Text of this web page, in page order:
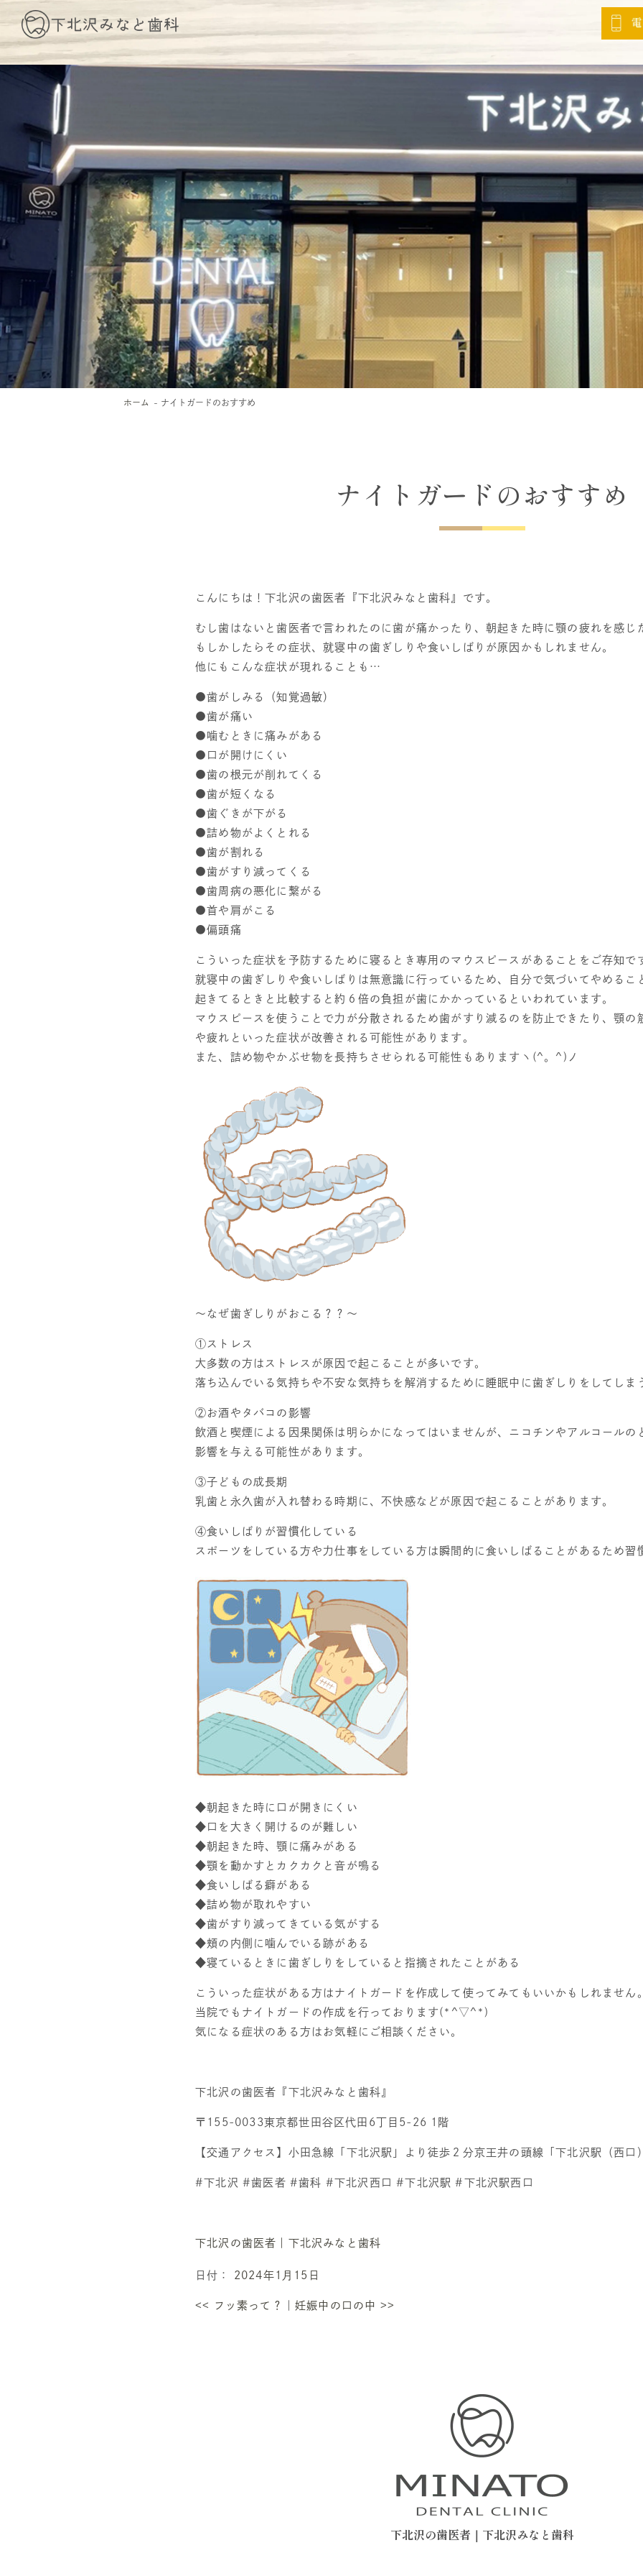
ホーム ナイトガードのおすすめ
ナイトガードのおすすめ
こんにちは！下北沢の歯医者『下北沢みなと歯科』です。
むし歯はないと歯医者で言われたのに歯が痛かったり、朝起きた時に顎の疲れを感じ
もしかしたらその症状、就寝中の歯ぎしりや食いしばりが原因かもしれません。
他にもこんな症状が現れることも…
●歯がしみる（知覚過敏）
●歯が痛い
●噛むときに痛みがある
●口が開けにくい
●歯の根元が削れてくる
●歯が短くなる
●歯ぐきが下がる
●詰め物がよくとれる
●歯が割れる
●歯がすり減ってくる
●歯周病の悪化に繋がる
●首や肩がこる
●偏頭痛
こういった症状を予防するために寝るとき専用のマウスピースがあることをご存知で
就寝中の歯ぎしりや食いしばりは無意識に行っているため、自分で気づいてやめるこ
起きてるときと比較すると約６倍の負担が歯にかかっているといわれています。
マウスピースを使うことで力が分散されるため歯がすり減るのを防止できたり、顎の
や疲れといった症状が改善される可能性があります。
また、詰め物やかぶせ物を長持ちさせられる可能性もありますヽ(^。^)ノ
～なぜ歯ぎしりがおこる？？～
①ストレス
大多数の方はストレスが原因で起こることが多いです。
落ち込んでいる気持ちや不安な気持ちを解消するために睡眠中に歯ぎしりをしてしま
②お酒やタバコの影響
飲酒と喫煙による因果関係は明らかになってはいませんが、ニコチンやアルコールの
影響を与える可能性があります。
③子どもの成長期
乳歯と永久歯が入れ替わる時期に、不快感などが原因で起こることがあります。
④食いしばりが習慣化している
スポーツをしている方や力仕事をしている方は瞬間的に食いしばることがあるため習
◆朝起きた時に口が開きにくい
◆口を大きく開けるのが難しい
◆朝起きた時、顎に痛みがある
◆顎を動かすとカクカクと音が鳴る
◆食いしばる癖がある
◆詰め物が取れやすい
◆歯がすり減ってきている気がする
◆頬の内側に噛んでいる跡がある
◆寝ているときに歯ぎしりをしていると指摘されたことがある
こういった症状がある方はナイトガードを作成して使ってみてもいいかもしれません
当院でもナイトガードの作成を行っております(*^▽^*)
気になる症状のある方はお気軽にご相談ください。
下北沢の歯医者『下北沢みなと歯科』
〒155-0033東京都世田谷区代田6丁目5-26 1階
【交通アクセス】小田急線「下北沢駅」より徒歩２分京王井の頭線「下北沢駅（西口
#下北沢 #歯医者 #歯科 #下北沢西口 #下北沢駅 #下北沢駅西口
下北沢の歯医者｜下北沢みなと歯科
日付： 2024年1月15日
<< フッ素って？ ｜妊娠中の口の中 >>
下北沢の歯医者｜下北沢みなと歯科